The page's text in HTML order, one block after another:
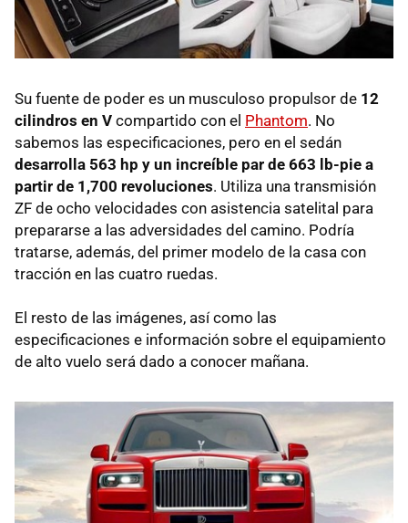
Su fuente de poder es un musculoso propulsor de 12
cilindros en V compartido con el Phantom. No
sabemos las especificaciones, pero en el sedán
desarrolla 563 hp y un increíble par de 663 lb-pie a
partir de 1,700 revoluciones. Utiliza una transmisión
ZF de ocho velocidades con asistencia satelital para
prepararse a las adversidades del camino. Podría
tratarse, además, del primer modelo de la casa con
tracción en las cuatro ruedas.
El resto de las imágenes, así como las
especificaciones e información sobre el equipamiento
de alto vuelo será dado a conocer mañana.